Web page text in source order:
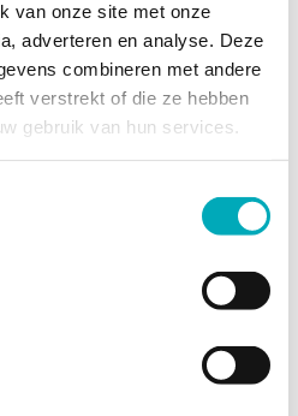
van onze site met onze
adverteren en analyse. Deze
combineren met andere
verstrekt of die ze hebben
gebruik van hun services.
folder
beroep